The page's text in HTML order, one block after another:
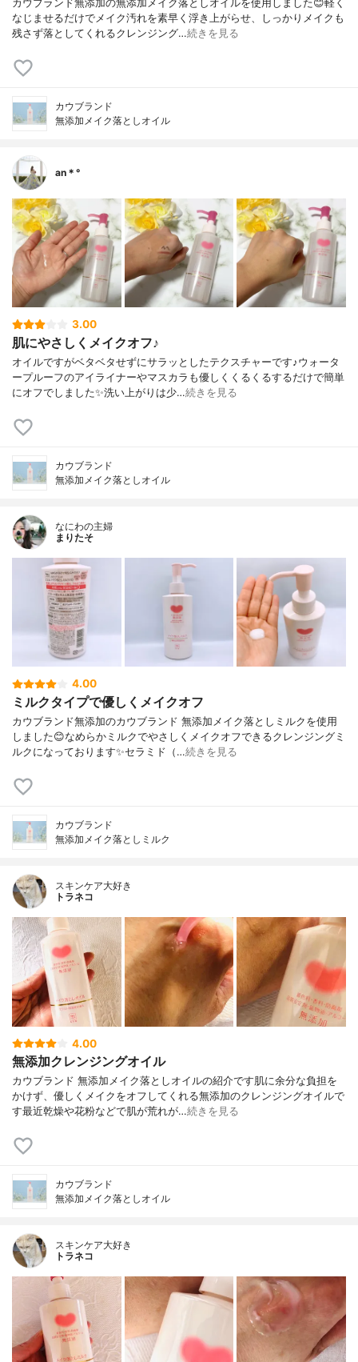
カウブランド無添加の無添加メイク落としオイルを使用しました😊軽く
なじませるだけでメイク汚れを素早く浮き上がらせ、しっかりメイクも
残さず落としてくれるクレンジング…続きを見る
カウブランド
無添加メイク落としオイル
an＊°
3.00
肌にやさしくメイクオフ♪
オイルですがベタベタせずにサラッとしたテクスチャーです♪ウォータ
ープルーフのアイライナーやマスカラも優しくくるくるするだけで簡単
にオフでしました✨洗い上がりは少…続きを見る
カウブランド
無添加メイク落としオイル
なにわの主婦
まりたそ
4.00
ミルクタイプで優しくメイクオフ
カウブランド無添加のカウブランド 無添加メイク落としミルクを使用
しました😊なめらかミルクでやさしくメイクオフできるクレンジングミ
ルクになっております✨セラミド（…続きを見る
カウブランド
無添加メイク落としミルク
スキンケア大好き
トラネコ
4.00
無添加クレンジングオイル
カウブランド 無添加メイク落としオイルの紹介です肌に余分な負担を
かけず、優しくメイクをオフしてくれる無添加のクレンジングオイルで
す最近乾燥や花粉などで肌が荒れが…続きを見る
カウブランド
無添加メイク落としオイル
スキンケア大好き
トラネコ